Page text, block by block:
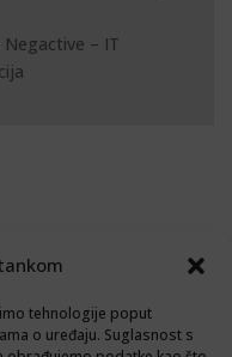
tehnologije poput
o uređaju. Suglasnost s
Negactive – IT